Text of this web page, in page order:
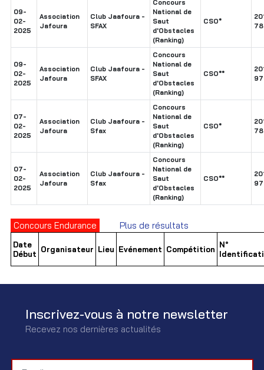
09-
02-
2025
Association
Jafoura
Club Jaafoura -
SFAX
Concours
National de
Saut
d'Obstacles
(Ranking)
CSO*
09-
02-
2025
Association
Jafoura
Club Jaafoura -
SFAX
Concours
National de
Saut
d'Obstacles
(Ranking)
CSO**
07-
02-
2025
Association
Jafoura
Club Jaafoura -
Sfax
Concours
National de
Saut
d'Obstacles
(Ranking)
CSO*
07-
02-
2025
Association
Jafoura
Club Jaafoura -
Sfax
Concours
National de
Saut
d'Obstacles
(Ranking)
CSO**
Concours Endurance Plus de résultats
Date
Début Organisateur Lieu Evénement Compétition N°
Inscrivez-vous à notre newsletter
Recevez nos dernières actualités